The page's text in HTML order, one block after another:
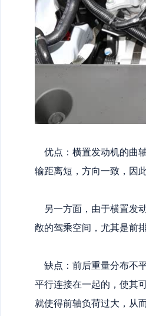
优点： 横置发动机的曲
输距离短，方向一致，因
另一方面，由于横置发
敞的驾乘空间，尤其是前
缺点： 前后重量分布不
平行连接在一起的，使其
就使得前轴负荷过大，从